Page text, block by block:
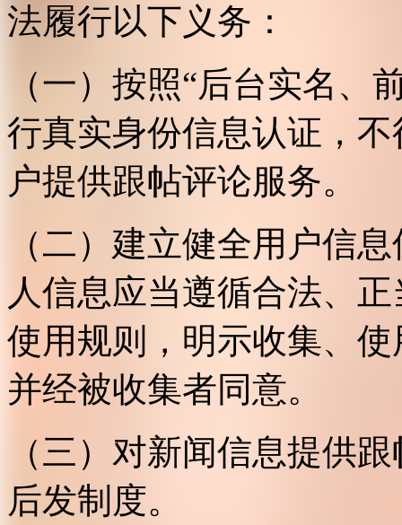
法履行以下义务：
（一）按照“后台实名、
行真实身份信息认证，
户提供跟帖评论服务。
（二）建立健全用户信
人信息应当遵循合法、
使用规则，明示收集、
并经被收集者同意。
（三）对新闻信息提供
后发制度。